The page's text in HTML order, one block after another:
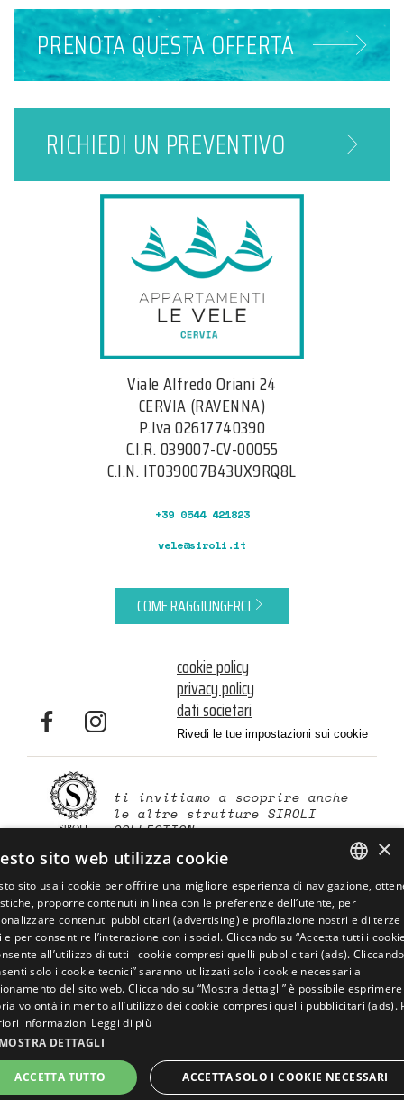
PRENOTAQUESTA OFFERTA
RICHIEDI UN PREVENTIVO
Viale Alfredo Oriani 24
CERVIA (RAVENNA)
P.Iva 02617740390
C.I.R. 039007-CV-00055
C.I.N. IT039007B43UX9RQ8L
+39 0544 421823
vele@siroli.it
COME RAGGIUNGERCI
cookie policy
privacy policy
dati societari
Rivedi le tue impostazioni sui cookie
ti invitiamo a scoprire anche
le altre strutture SIROLI
COLLECTION
APPARTAMENTI
ELEGANCE
RESIDENCE
I DIAMANTI
fatto con amore dalle persone di
ENGLISH
GERMAN
FRENCH
×
sito web utilizza cookie
sito usa i cookie per offrire una migliore esperienza di navigazione,
proporre contenuti in linea con le preferenze dell’utente, per
contenuti pubblicitari (advertising) e profilazione nostri e di terze
e per consentire l’interazione con i social. Cliccando su “Accetta tutti i
all’utilizzo di tutti i cookie compresi quelli pubblicitari (ads).
solo i cookie tecnici” saranno utilizzati solo i cookie necessari al
del sito web. Cliccando su “Mostra dettagli” è possibile
volontà in merito all’utilizzo dei cookie compresi quelli pubblicitari (ads).
informazioni Leggi di più
DETTAGLI
ACCETTA TUTTO ACCETTA SOLO I COOKIE NECESSARI
PERCHÉ PRENOTARE
SUL NOSTRO SITOCONVIENE?
PRENOTAORA